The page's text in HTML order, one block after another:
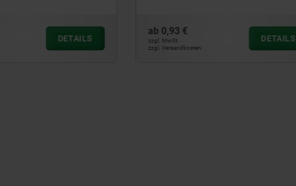
DETAILS
ab5,41 €
zzgl. MwSt.
zzgl. Versandkosten
DETAILS